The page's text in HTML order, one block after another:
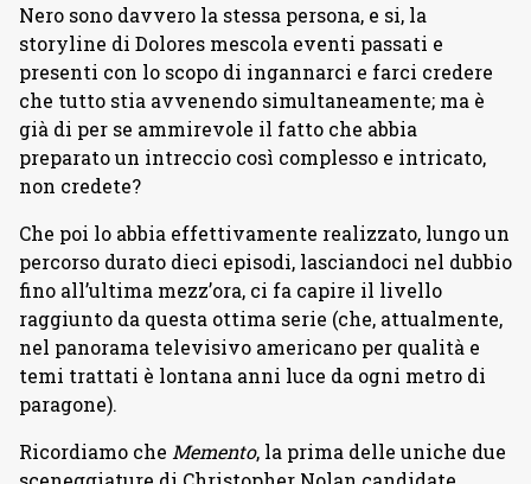
Nero sono davvero la stessa persona, e si, la
storyline di Dolores mescola eventi passati e
presenti con lo scopo di ingannarci e farci credere
che tutto stia avvenendo simultaneamente; ma è
già di per se ammirevole il fatto che abbia
preparato un intreccio così complesso e intricato,
non credete?
Che poi lo abbia effettivamente realizzato, lungo un
percorso durato dieci episodi, lasciandoci nel dubbio
fino all’ultima mezz’ora, ci fa capire il livello
raggiunto da questa ottima serie (che, attualmente,
nel panorama televisivo americano per qualità e
temi trattati è lontana anni luce da ogni metro di
paragone).
Ricordiamo che Memento, la prima delle uniche due